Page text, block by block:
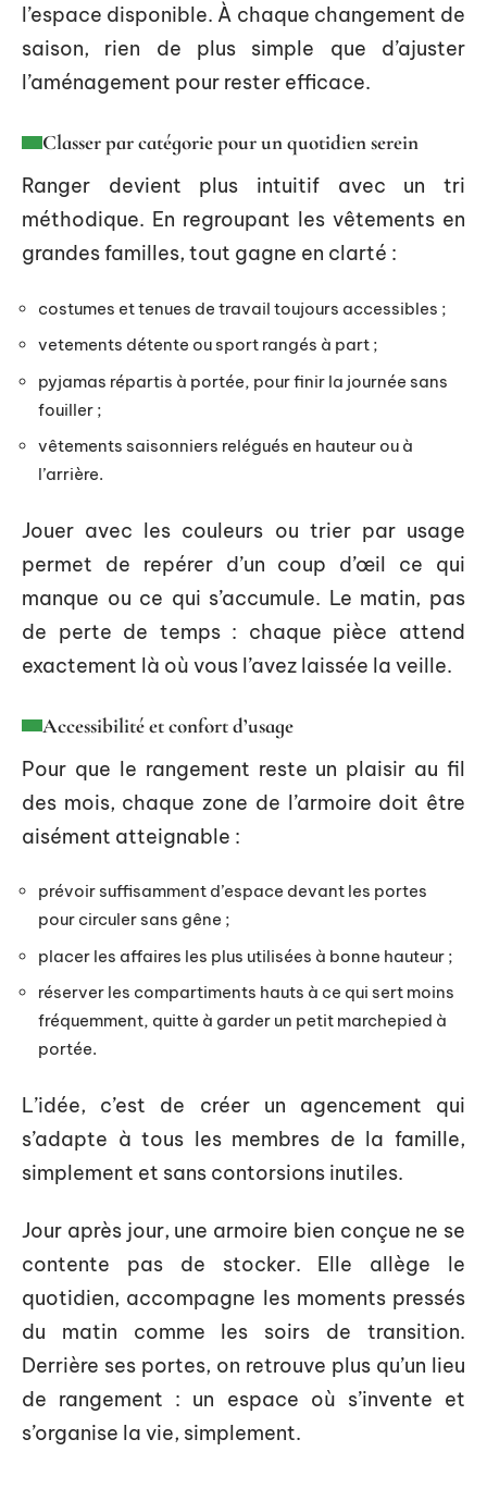
l’espace disponible. À chaque changement de
saison, rien de plus simple que d’ajuster
l’aménagement pour rester efficace.
Classer par catégorie pour un quotidien serein
Ranger devient plus intuitif avec un tri
méthodique. En regroupant les vêtements en
grandes familles, tout gagne en clarté :
costumes et tenues de travail toujours accessibles ;
vetements détente ou sport rangés à part ;
pyjamas répartis à portée, pour finir la journée sans
fouiller ;
vêtements saisonniers relégués en hauteur ou à
l’arrière.
Jouer avec les couleurs ou trier par usage
permet de repérer d’un coup d’œil ce qui
manque ou ce qui s’accumule. Le matin, pas
de perte de temps : chaque pièce attend
exactement là où vous l’avez laissée la veille.
Accessibilité et confort d’usage
Pour que le rangement reste un plaisir au fil
des mois, chaque zone de l’armoire doit être
aisément atteignable :
prévoir suffisamment d’espace devant les portes
pour circuler sans gêne ;
placer les affaires les plus utilisées à bonne hauteur ;
réserver les compartiments hauts à ce qui sert moins
fréquemment, quitte à garder un petit marchepied à
portée.
L’idée, c’est de créer un agencement qui
s’adapte à tous les membres de la famille,
simplement et sans contorsions inutiles.
Jour après jour, une armoire bien conçue ne se
contente pas de stocker. Elle allège le
quotidien, accompagne les moments pressés
du matin comme les soirs de transition.
Derrière ses portes, on retrouve plus qu’un lieu
de rangement : un espace où s’invente et
s’organise la vie, simplement.